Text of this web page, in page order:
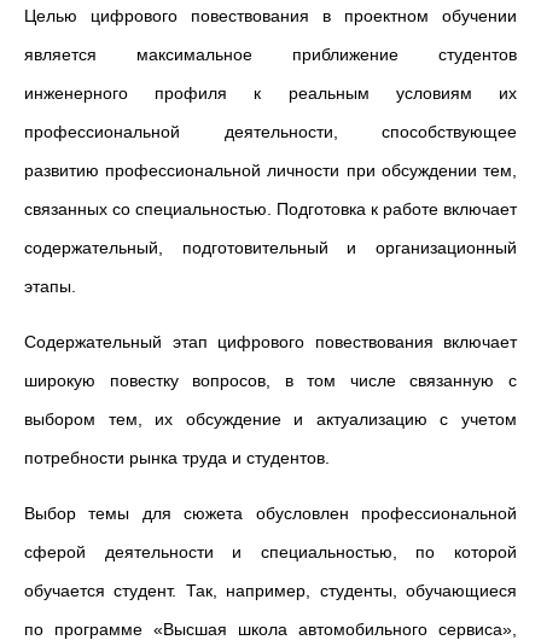
Целью цифрового повествования в проектном обучении
является максимальное приближение студентов
инженерного профиля к реальным условиям их
профессиональной деятельности, способствующее
развитию профессиональной личности при обсуждении тем,
связанных со специальностью. Подготовка к работе включает
содержательный, подготовительный и организационный
этапы.
Содержательный этап цифрового повествования включает
широкую повестку вопросов, в том числе связанную с
выбором тем, их обсуждение и актуализацию с учетом
потребности рынка труда и студентов.
Выбор темы для сюжета обусловлен профессиональной
сферой деятельности и специальностью, по которой
обучается студент. Так, например, студенты, обучающиеся
по программе «Высшая школа автомобильного сервиса»,